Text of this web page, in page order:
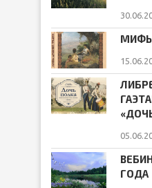
МИФЫ
ГОДА